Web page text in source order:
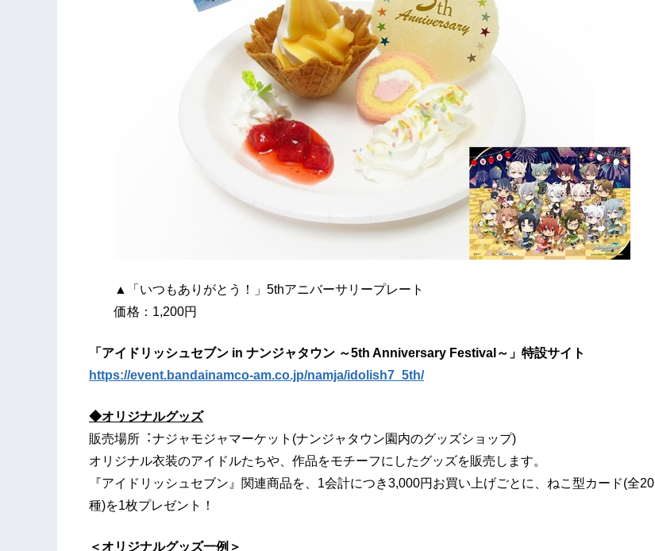
▲「いつもありがとう！」5thアニバーサリープレート
価格：1,200円
「アイドリッシュセブン in ナンジャタウン ～5th Anniversary Festival～」特設サイト
https://event.bandainamco-am.co.jp/namja/idolish7_5th/
◆オリジナルグッズ
販売場所︓ナジャモジャマーケット(ナンジャタウン園内のグッズショップ)
オリジナル衣装のアイドルたちや、作品をモチーフにしたグッズを販売します。
『アイドリッシュセブン』関連商品を、1会計につき3,000円お買い上げごとに、ねこ型カード(全20
種)を1枚プレゼント！
＜オリジナルグッズ一例＞